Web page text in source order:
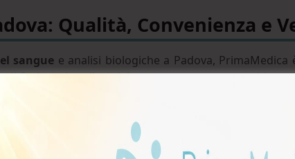
Qualità, Convenienza e
sangue e analisi biologiche a Padova,
Padova, i prelievi del sangue vengono eseguiti
è tangibile in ogni fase del processo. La
zelo e l’impegno profuso garantiscono, con